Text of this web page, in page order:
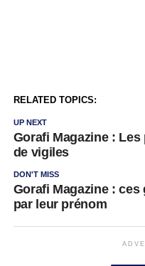
RELATED TOPICS:
UP NEXT
Gorafi Magazine :
de vigiles
DON'T MISS
Gorafi Magazine :
par leur prénom